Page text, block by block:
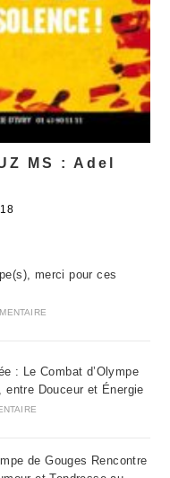
MS : Adel
merci pour ces
: Le Combat d’Olympe
entre Douceur et Énergie
de Gouges Rencontre